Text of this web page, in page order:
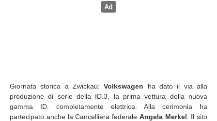
Giornata storica a Zwickau:Volkswagen ha dato il via alla
produzione di serie della ID.3, la prima vettura della nuova
gamma ID. completamente elettrica. Alla cerimonia ha
partecipato anche la Cancelliera federale Angela Merkel . Il sito